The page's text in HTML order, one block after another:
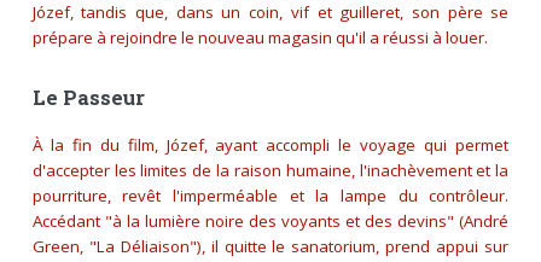
Józef, tandis que, dans un coin, vif et guilleret, son père se
prépare à rejoindre le nouveau magasin qu'il a réussi à louer.
Le Passeur
À la fin du film, Józef, ayant accompli le voyage qui permet
d'accepter les limites de la raison humaine, l'inachèvement et la
pourriture, revêt l'imperméable et la lampe du contrôleur.
Accédant "à la lumière noire des voyants et des devins" (André
Green, "La Déliaison"), il quitte le sanatorium, prend appui sur